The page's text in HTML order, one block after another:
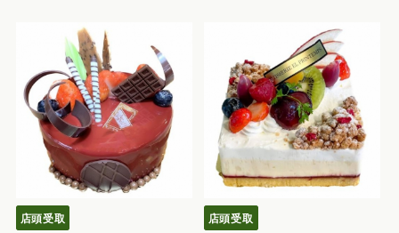
店頭受取
店頭受取